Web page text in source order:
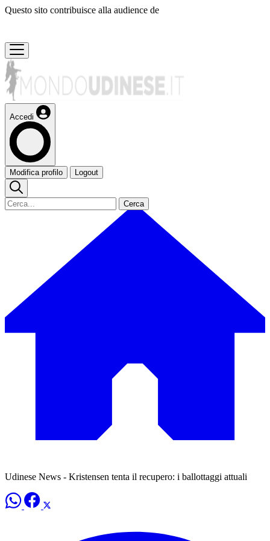
Questo sito contribuisce alla audience de
Accedi
Modifica profilo Logout
Cerca
Udinese News - Kristensen tenta il recupero: i ballottaggi attuali